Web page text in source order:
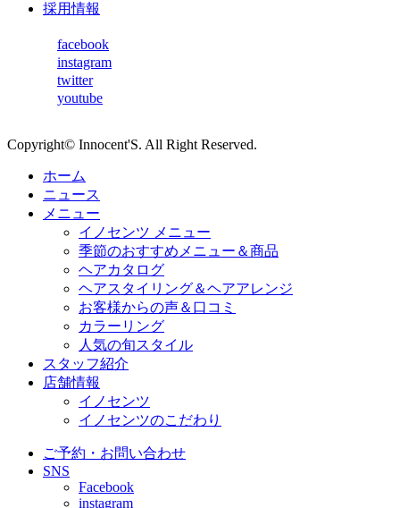
採用情報
facebook
instagram
twitter
youtube
Copyright© Innocent'S. All Right Reserved.
ホーム
ニュース
メニュー
イノセンツ メニュー
季節のおすすめメニュー＆商品
ヘアカタログ
ヘアスタイリング＆ヘアアレンジ
お客様からの声＆口コミ
カラーリング
人気の旬スタイル
スタッフ紹介
店舗情報
イノセンツ
イノセンツのこだわり
ご予約・お問い合わせ
SNS
Facebook
instagram